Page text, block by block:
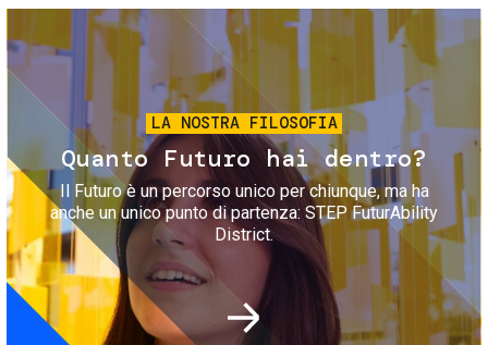
Immagine
LA NOSTRA FILOSOFIA
Quanto Futuro hai dentro?
Il Futuro è un percorso unico per chiunque, ma ha
anche un unico punto di partenza: STEP FuturAbility
District.